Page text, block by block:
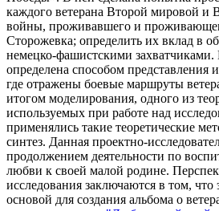
каждого ветерана Второй мировой и
войны, проживавшего и
Сторожевка; определить их вклад в
немецко-фашистскими
определена способом представления
где отражены боевые маршруты
итогом моделирования, одного из
используемых при работе над
применялись такие теоретические
синтез. Данная проектно-
продолжением деятельности по
любви к своей малой родине.
исследования заключаются в том, что
основой для создания альбома о